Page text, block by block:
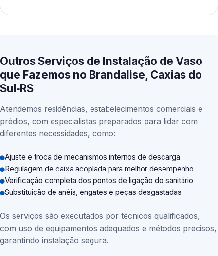
Outros Serviços de Instalação de Vaso
que Fazemos no Brandalise, Caxias do
Sul‑RS
Atendemos residências, estabelecimentos comerciais e
prédios, com especialistas preparados para lidar com
diferentes necessidades, como:
Ajuste e troca de mecanismos internos de descarga
Regulagem de caixa acoplada para melhor desempenho
Verificação completa dos pontos de ligação do sanitário
Substituição de anéis, engates e peças desgastadas
Os serviços são executados por técnicos qualificados,
com uso de equipamentos adequados e métodos precisos,
garantindo instalação segura.